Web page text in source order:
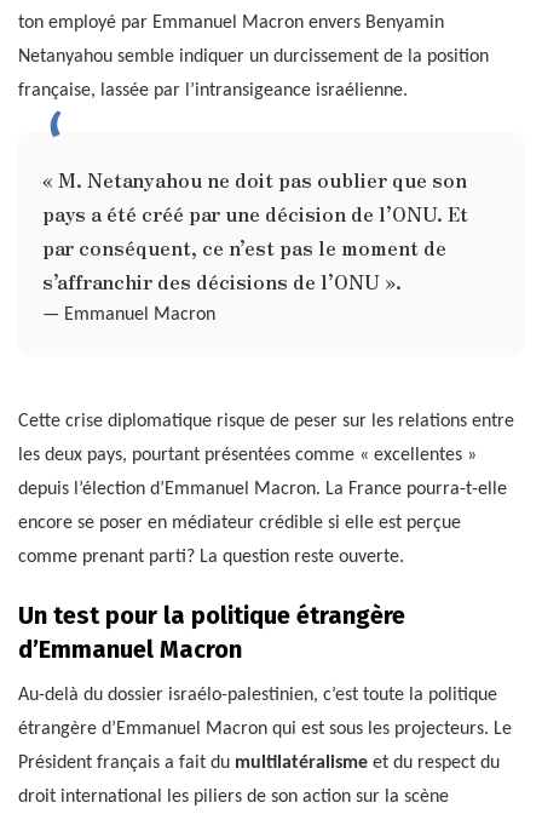
ton employé par Emmanuel Macron envers Benyamin
Netanyahou semble indiquer un durcissement de la position
française, lassée par l’intransigeance israélienne.
« M. Netanyahou ne doit pas oublier que son
pays a été créé par une décision de l’ONU. Et
par conséquent, ce n’est pas le moment de
s’affranchir des décisions de l’ONU ».
— Emmanuel Macron
Cette crise diplomatique risque de peser sur les relations entre
les deux pays, pourtant présentées comme « excellentes »
depuis l’élection d’Emmanuel Macron. La France pourra-t-elle
encore se poser en médiateur crédible si elle est perçue
comme prenant parti? La question reste ouverte.
Un test pour la politique étrangère
d’Emmanuel Macron
Au-delà du dossier israélo-palestinien, c’est toute la politique
étrangère d’Emmanuel Macron qui est sous les projecteurs. Le
Président français a fait du multilatéralisme et du respect du
droit international les piliers de son action sur la scène